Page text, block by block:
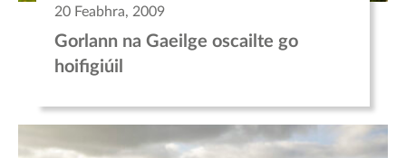
20 Feabhra, 2009
Gorlann na Gaeilge oscailte go
hoifigiúil